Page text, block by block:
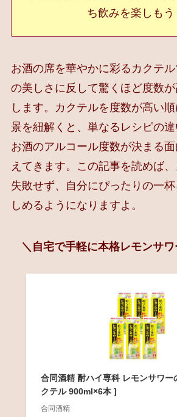
ち飲みを楽しもう
お酒の席を華やかに彩るカクテ
の美しさに反して驚くほど度数
します。カクテルを度数が高い
景を紐解くと、単なるレシピの違
お酒のアルコール度数が決まる
えてきます。この記事を読めば
失敗せず、自分にぴったりの一
しめるようになりますよ。
＼自宅で手軽に本格レモンサ
合同酒精 酎ハイ専科 レモンサワー
クテル 900ml×6本 ]
合同酒精